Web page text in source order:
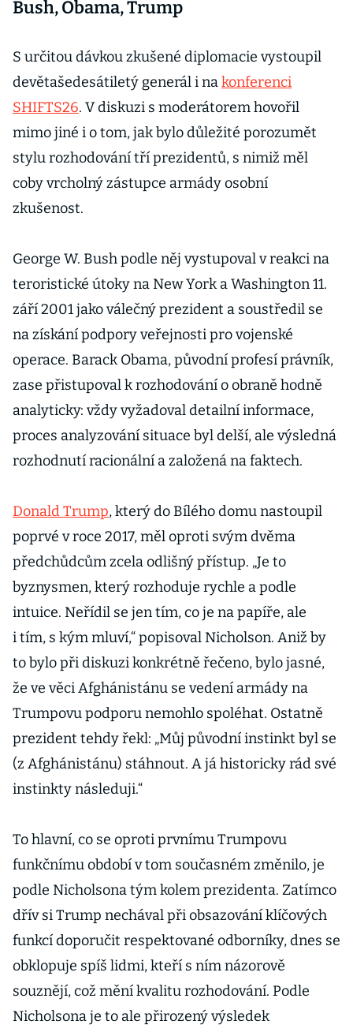
Bush, Obama, Trump
S určitou dávkou zkušené diplomacie vystoupil
devětašedesátiletý generál i nakonferenci
SHIFTS26. V diskuzi s moderátorem hovořil
mimo jiné i o tom, jak bylo důležité porozumět
stylu rozhodování tří prezidentů, s nimiž měl
coby vrcholný zástupce armády osobní
zkušenost.
George W. Bush podle něj vystupoval v reakci na
teroristické útoky na New York a Washington 11.
září 2001 jako válečný prezident a soustředil se
na získání podpory veřejnosti pro vojenské
operace. Barack Obama, původní profesí právník,
zase přistupoval k rozhodování o obraně hodně
analyticky: vždy vyžadoval detailní informace,
proces analyzování situace byl delší, ale výsledná
rozhodnutí racionální a založená na faktech.
Donald Trump, který do Bílého domu nastoupil
poprvé v roce 2017, měl oproti svým dvěma
předchůdcům zcela odlišný přístup. „Je to
byznysmen, který rozhoduje rychle a podle
intuice. Neřídil se jen tím, co je na papíře, ale
i tím, s kým mluví,“ popisoval Nicholson. Aniž by
to bylo při diskuzi konkrétně řečeno, bylo jasné,
že ve věci Afghánistánu se vedení armády na
Trumpovu podporu nemohlo spoléhat. Ostatně
prezident tehdy řekl: „Můj původní instinkt byl se
(z Afghánistánu) stáhnout. A já historicky rád své
instinkty následuji.“
To hlavní, co se oproti prvnímu Trumpovu
funkčnímu období v tom současném změnilo, je
podle Nicholsona tým kolem prezidenta. Zatímco
dřív si Trump nechával při obsazování klíčových
funkcí doporučit respektované odborníky, dnes se
obklopuje spíš lidmi, kteří s ním názorově
souznějí, což mění kvalitu rozhodování. Podle
Nicholsona je to ale přirozený výsledek